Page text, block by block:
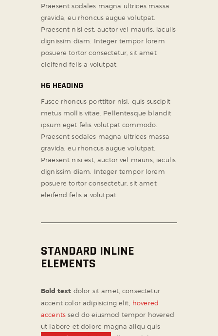
Praesent sodales magna ultrices massa
gravida, eu rhoncus augue volutpat.
Praesent nisi est, auctor vel mauris, iaculis
dignissim diam. Integer tempor lorem
posuere tortor consectetur, sit amet
eleifend felis a volutpat.
H6 HEADING
Fusce rhoncus porttitor nisl, quis suscipit
metus mollis vitae. Pellentesque blandit
ipsum eget felis volutpat commodo.
Praesent sodales magna ultrices massa
gravida, eu rhoncus augue volutpat.
Praesent nisi est, auctor vel mauris, iaculis
dignissim diam. Integer tempor lorem
posuere tortor consectetur, sit amet
eleifend felis a volutpat.
STANDARD INLINE
ELEMENTS
Bold text dolor sit amet, consectetur
accent color adipisicing elit, hovered
accents sed do eiusmod tempor hovered
ut labore et dolore magna aliqu quis